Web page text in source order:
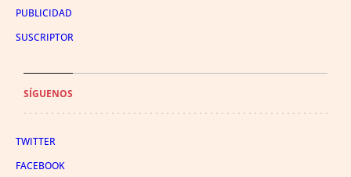
PUBLICIDAD
SUSCRIPTOR
SÍGUENOS
TWITTER
FACEBOOK